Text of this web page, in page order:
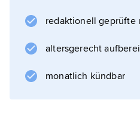
wahrnehmbaren
L. Klages
Ausdruck gegenüber (so
redaktionell geprüfte
altersgerecht
monatlich kündbar